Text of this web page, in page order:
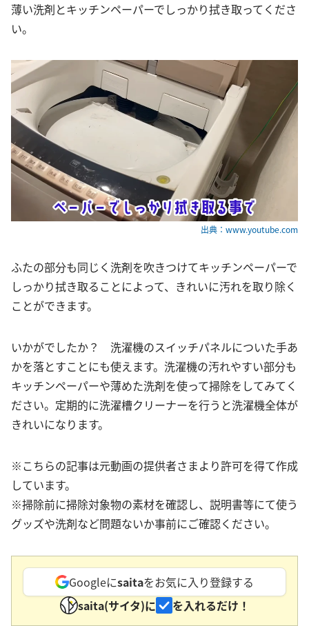
薄い洗剤とキッチンペーパーでしっかり拭き取ってくださ
い。
出典：www.youtube.com
ふたの部分も同じく洗剤を吹きつけてキッチンペーパーで
しっかり拭き取ることによって、きれいに汚れを取り除く
ことができます。
いかがでしたか？ 洗濯機のスイッチパネルについた手あ
かを落とすことにも使えます。洗濯機の汚れやすい部分も
キッチンペーパーや薄めた洗剤を使って掃除をしてみてく
ださい。定期的に洗濯槽クリーナーを行うと洗濯機全体が
きれいになります。
※こちらの記事は元動画の提供者さまより許可を得て作成
しています。
※掃除前に掃除対象物の素材を確認し、説明書等にて使う
グッズや洗剤など問題ないか事前にご確認ください。
Googleにsaitaをお気に入り登録する
saita(サイタ)に
を入れるだけ！